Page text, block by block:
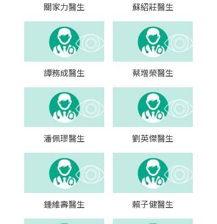
關家力醫生 蘇紹莊醫生
譚務成醫生 蔡增榮醫生
潘佩璆醫生 劉英傑醫生
鍾維壽醫生 賴子健醫生